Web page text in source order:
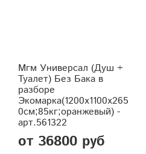
Мгм Универсал (Душ +
Туалет) Без Бака в
разборе
Экомарка(1200x1100x265
0см;85кг;оранжевый) -
арт.561322
от 36800 руб